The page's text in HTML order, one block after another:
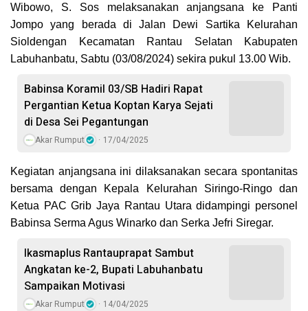
Wibowo, S. Sos melaksanakan anjangsana ke Panti
Jompo yang berada di Jalan Dewi Sartika Kelurahan
Sioldengan Kecamatan Rantau Selatan Kabupaten
Labuhanbatu, Sabtu (03/08/2024) sekira pukul 13.00 Wib.
Babinsa Koramil 03/SB Hadiri Rapat
Pergantian Ketua Koptan Karya Sejati
di Desa Sei Pegantungan
Akar Rumput 17/04/2025
Kegiatan anjangsana ini dilaksanakan secara spontanitas
bersama dengan Kepala Kelurahan Siringo-Ringo dan
Ketua PAC Grib Jaya Rantau Utara didampingi personel
Babinsa Serma Agus Winarko dan Serka Jefri Siregar.
Ikasmaplus Rantauprapat Sambut
Angkatan ke-2, Bupati Labuhanbatu
Sampaikan Motivasi
Akar Rumput 14/04/2025